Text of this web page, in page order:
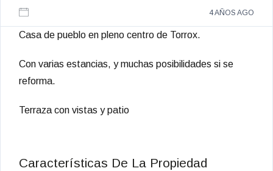
4 AÑOS AGO
Casa de pueblo en pleno centro de Torrox.
Con varias estancias, y muchas posibilidades si se
reforma.
Terraza con vistas y patio
Características De La Propiedad